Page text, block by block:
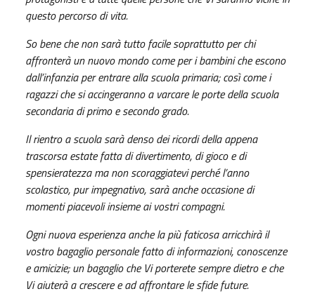
questo percorso di vita.
So bene che non sarà tutto facile soprattutto per chi
affronterà un nuovo mondo come per i bambini che escono
dall’infanzia per entrare alla scuola primaria; così come i
ragazzi che si accingeranno a varcare le porte della scuola
secondaria di primo e secondo grado.
Il rientro a scuola sarà denso dei ricordi della appena
trascorsa estate fatta di divertimento, di gioco e di
spensieratezza ma non scoraggiatevi perché l’anno
scolastico, pur impegnativo, sarà anche occasione di
momenti piacevoli insieme ai vostri compagni.
Ogni nuova esperienza anche la più faticosa arricchirà il
vostro bagaglio personale fatto di informazioni, conoscenze
e amicizie; un bagaglio che Vi porterete sempre dietro e che
Vi aiuterà a crescere e ad affrontare le sfide future.